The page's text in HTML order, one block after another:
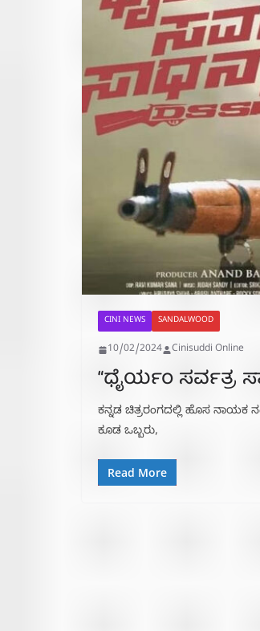
CINI NEWS SANDALWOOD
10/02/2024 Cinisuddi Online
“ಧೈರ್ಯಂ ಸರ್ವತ್ರ
ಕನ್ನಡ ಚಿತ್ರರಂಗದಲ್ಲಿ ಹೊಸ
ಕೂಡ ಒಬ್ಬರು,
Read More